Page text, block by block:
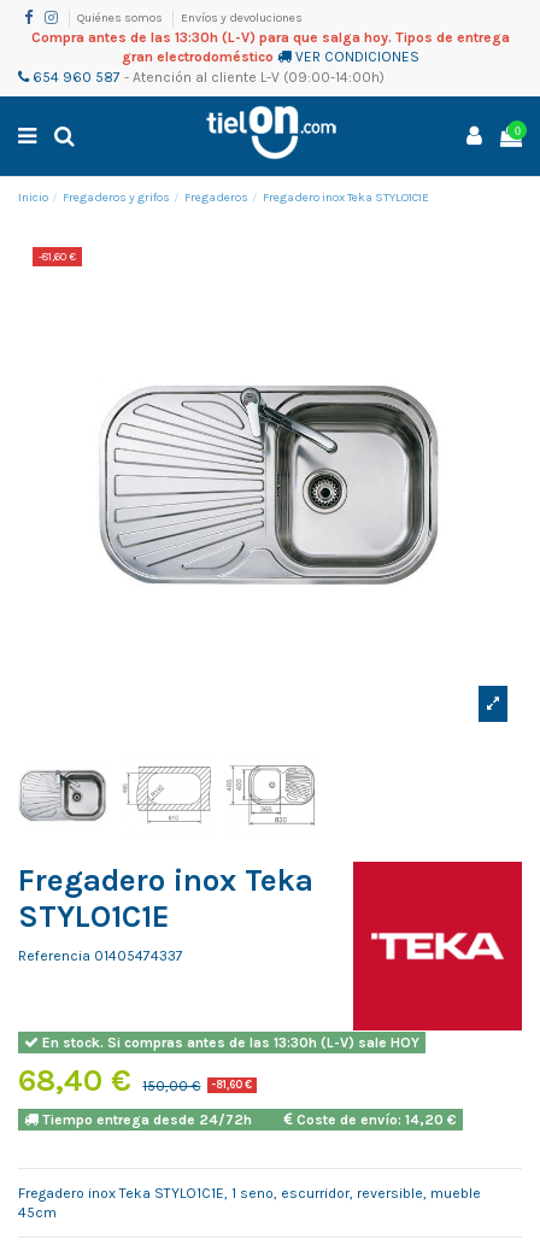
Quiénes somos Envíos y devoluciones
Compra antes de las 13:30h (L-V) para que salga hoy. Tipos de entrega
gran electrodoméstico
VER CONDICIONES
654 960 587 - Atención al cliente L-V (09:00-14:00h)
0
Inicio Fregaderos y grifos Fregaderos Fregadero inox Teka STYLO1C1E
-81,60 €
Fregadero inox Teka
STYLO1C1E
Referencia 01405474337
En stock. Si compras antes de las 13:30h (L-V) sale HOY
68,40 € 150,00 € -81,60 €
Tiempo entrega desde 24/72h Coste de envío: 14,20 €
Fregadero inox Teka STYLO1C1E, 1 seno, escurridor, reversible, mueble
45cm